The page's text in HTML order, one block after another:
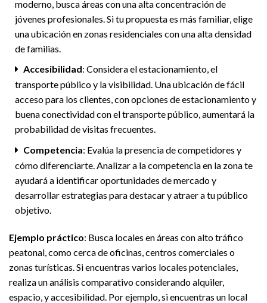
moderno, busca áreas con una alta concentración de
jóvenes profesionales. Si tu propuesta es más familiar, elige
una ubicación en zonas residenciales con una alta densidad
de familias.
Accesibilidad: Considera el estacionamiento, el
transporte público y la visibilidad. Una ubicación de fácil
acceso para los clientes, con opciones de estacionamiento y
buena conectividad con el transporte público, aumentará la
probabilidad de visitas frecuentes.
Competencia: Evalúa la presencia de competidores y
cómo diferenciarte. Analizar a la competencia en la zona te
ayudará a identificar oportunidades de mercado y
desarrollar estrategias para destacar y atraer a tu público
objetivo.
Ejemplo práctico: Busca locales en áreas con alto tráfico
peatonal, como cerca de oficinas, centros comerciales o
zonas turísticas. Si encuentras varios locales potenciales,
realiza un análisis comparativo considerando alquiler,
espacio, y accesibilidad. Por ejemplo, si encuentras un local